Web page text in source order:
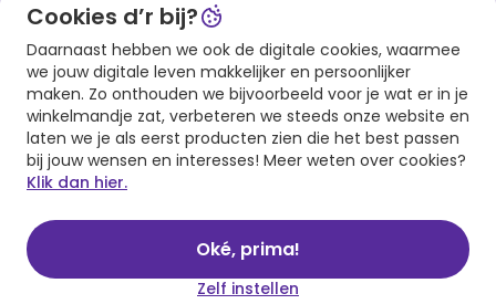
Download onze app
Cookies d’r bij?
Daarnaast hebben we ook de digitale cookies, waarmee
we jouw digitale leven makkelijker en persoonlijker
maken. Zo onthouden we bijvoorbeeld voor je wat er in je
winkelmandje zat, verbeteren we steeds onze website en
laten we je als eerst producten zien die het best passen
bij jouw wensen en interesses! Meer weten over cookies?
Klik dan hier.
Oké, prima!
Zelf instellen